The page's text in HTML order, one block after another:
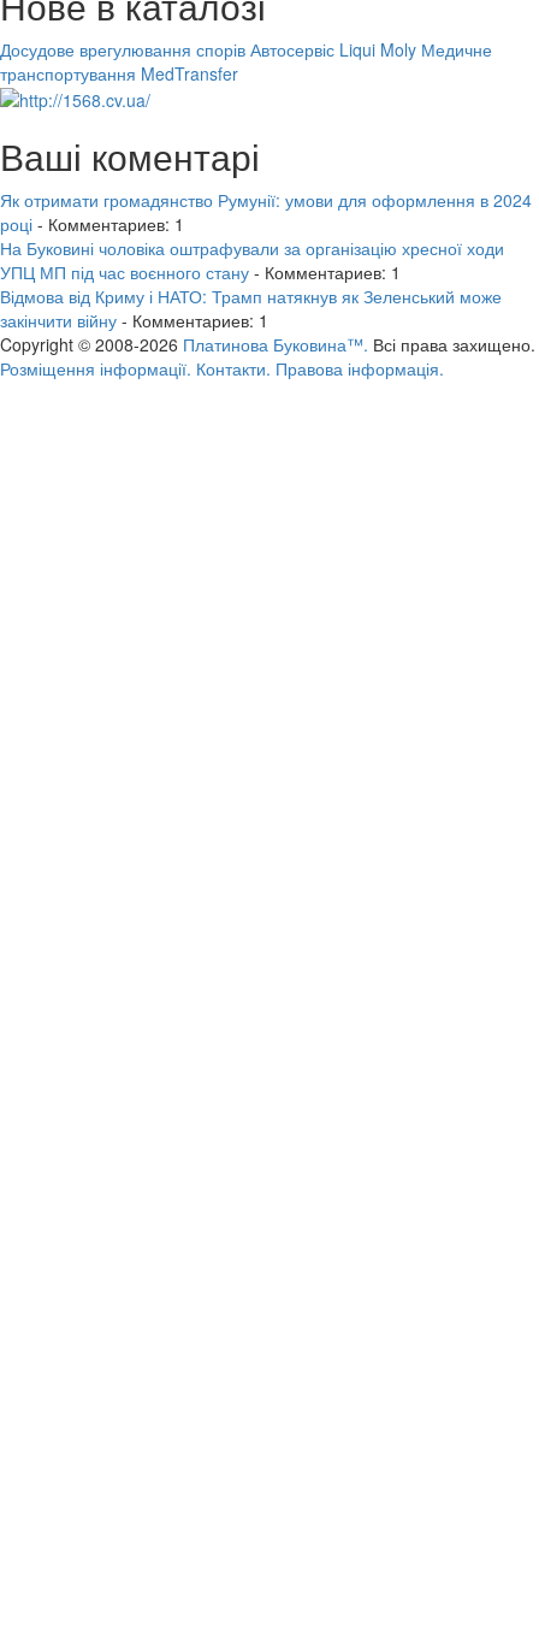
Досудове врегулювання спорів Автосервіс Liqui Moly Медичне
транспортування MedTransfer
Ваші коментарі
Як отримати громадянство Румунії: умови для оформлення в 2024
році - Комментариев: 1
На Буковині чоловіка оштрафували за організацію хресної ходи
УПЦ МП під час воєнного стану - Комментариев: 1
Відмова від Криму і НАТО: Трамп натякнув як Зеленський може
закінчити війну - Комментариев: 1
Copyright © 2008-2026 Платинова Буковина™. Всі права захищено.
Розміщення інформації. Контакти. Правова інформація.